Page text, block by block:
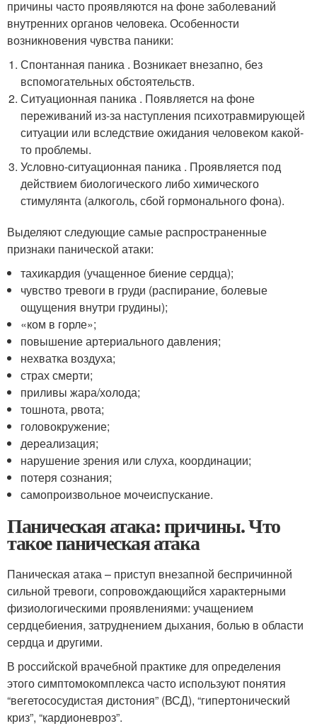
причины часто проявляются на фоне заболеваний
внутренних органов человека. Особенности
возникновения чувства паники:
Спонтанная паника . Возникает внезапно, без
вспомогательных обстоятельств.
Ситуационная паника . Появляется на фоне
переживаний из-за наступления психотравмирующей
ситуации или вследствие ожидания человеком какой-
то проблемы.
Условно-ситуационная паника . Проявляется под
действием биологического либо химического
стимулянта (алкоголь, сбой гормонального фона).
Выделяют следующие самые распространенные
признаки панической атаки:
тахикардия (учащенное биение сердца);
чувство тревоги в груди (распирание, болевые
ощущения внутри грудины);
«ком в горле»;
повышение артериального давления;
нехватка воздуха;
страх смерти;
приливы жара/холода;
тошнота, рвота;
головокружение;
дереализация;
нарушение зрения или слуха, координации;
потеря сознания;
самопроизвольное мочеиспускание.
Паническая атака: причины. Что
такое паническая атака
Паническая атака – приступ внезапной беспричинной
сильной тревоги, сопровождающийся характерными
физиологическими проявлениями: учащением
сердцебиения, затруднением дыхания, болью в области
сердца и другими.
В российской врачебной практике для определения
этого симптомокомплекса часто используют понятия
“вегетососудистая дистония” (ВСД), “гипертонический
криз”, “кардионевроз”.